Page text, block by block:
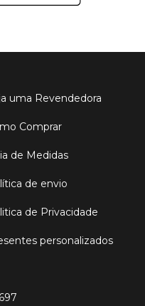
uma Revendedora
Comprar
de Medidas
de envio
de Privacidade
personalizados